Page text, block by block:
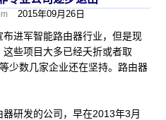
2015年09月26日
进军智能路由器行业，但是现
些项目大多已经夭折或者取
少数几家企业还在坚持。路由器
研发的公司，早在2013年3月